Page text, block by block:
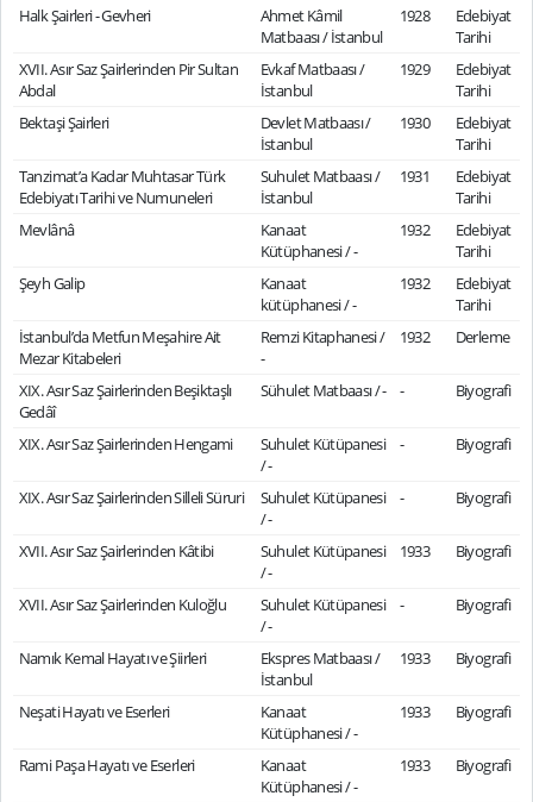
Halk Şairleri - Gevheri
Ahmet Kâmil
Matbaası / İstanbul
1928
Edebiyat
Tarihi
XVII. Asır Saz Şairlerinden Pir Sultan
Abdal
Evkaf Matbaası /
İstanbul
1929
Edebiyat
Tarihi
Bektaşi Şairleri
Devlet Matbaası /
İstanbul
1930
Edebiyat
Tarihi
Tanzimat’a Kadar Muhtasar Türk
Edebiyatı Tarihi ve Numuneleri
Suhulet Matbaası /
İstanbul
1931
Edebiyat
Tarihi
Mevlânâ
Kanaat
Kütüphanesi / -
1932
Edebiyat
Tarihi
Şeyh Galip
Kanaat
kütüphanesi / -
1932
Edebiyat
Tarihi
İstanbul’da Metfun Meşahire Ait
Mezar Kitabeleri
Remzi Kitaphanesi /
-
1932 Derleme
XIX. Asır Saz Şairlerinden Beşiktaşlı
Gedâî
Sühulet Matbaası / - - Biyografi
XIX. Asır Saz Şairlerinden Hengami
Suhulet Kütüpanesi
/ -
- Biyografi
XIX. Asır Saz Şairlerinden Silleli Süruri
Suhulet Kütüpanesi
/ -
- Biyografi
XVII. Asır Saz Şairlerinden Kâtibi
Suhulet Kütüpanesi
/ -
1933 Biyografi
XVII. Asır Saz Şairlerinden Kuloğlu
Suhulet Kütüpanesi
/ -
- Biyografi
Namık Kemal Hayatı ve Şiirleri
Ekspres Matbaası /
İstanbul
1933 Biyografi
Neşati Hayatı ve Eserleri
Kanaat
Kütüphanesi / -
1933 Biyografi
Rami Paşa Hayatı ve Eserleri
Kanaat
Kütüphanesi / -
1933 Biyografi